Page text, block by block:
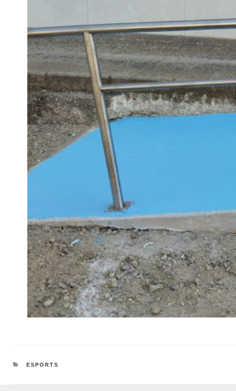
CATEGORIES
ESPORTS